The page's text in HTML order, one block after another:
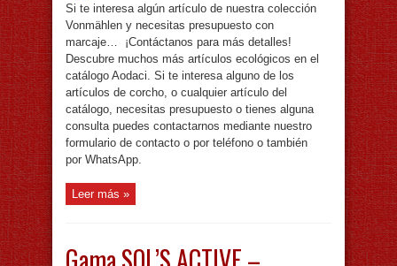
Si te interesa algún artículo de nuestra colección
Vonmählen y necesitas presupuesto con
marcaje… ¡Contáctanos para más detalles!
Descubre muchos más artículos ecológicos en el
catálogo Aodaci. Si te interesa alguno de los
artículos de corcho, o cualquier artículo del
catálogo, necesitas presupuesto o tienes alguna
consulta puedes contactarnos mediante nuestro
formulario de contacto o por teléfono o también
por WhatsApp.
Leer más »